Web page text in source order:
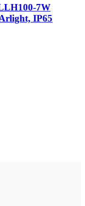
7W
IP65